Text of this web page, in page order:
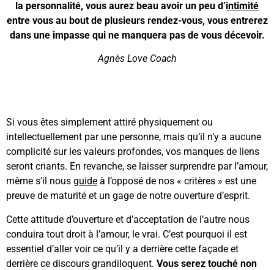
la personnalité, vous aurez beau avoir un peu d’intimité
entre vous au bout de plusieurs rendez-vous, vous entrerez
dans une impasse qui ne manquera pas de vous décevoir.
Agnès Love Coach
Si vous êtes simplement attiré physiquement ou
intellectuellement par une personne, mais qu’il n’y a aucune
complicité sur les valeurs profondes, vos manques de liens
seront criants. En revanche, se laisser surprendre par l’amour,
même s’il nous guide à l’opposé de nos « critères » est une
preuve de maturité et un gage de notre ouverture d’esprit.
Cette attitude d’ouverture et d’acceptation de l’autre nous
conduira tout droit à l’amour, le vrai. C’est pourquoi il est
essentiel d’aller voir ce qu’il y a derrière cette façade et
derrière ce discours grandiloquent. Vous serez touché non